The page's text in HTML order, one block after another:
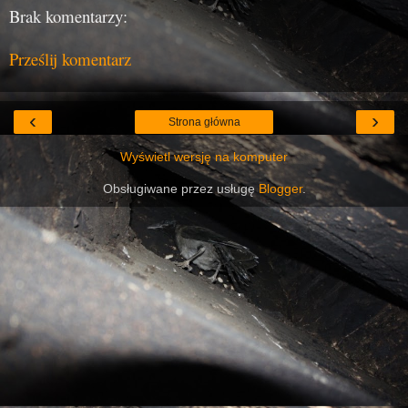
Brak komentarzy:
Prześlij komentarz
‹ ›
Strona główna
Wyświetl wersję na komputer
Obsługiwane przez usługę Blogger.